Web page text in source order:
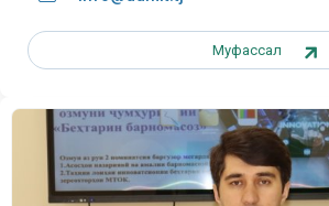
Муфассал